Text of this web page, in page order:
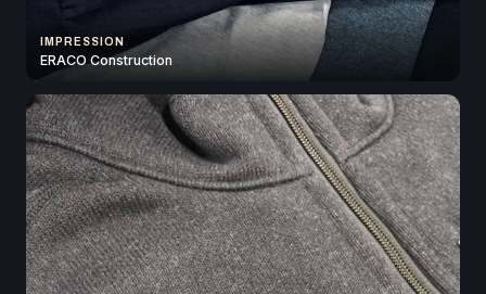
IMPRESSION
ERACO Construction